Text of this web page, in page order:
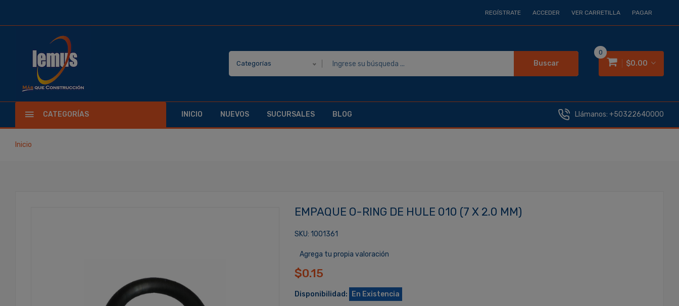
REGÍSTRATE ACCEDER VER CARRETILLA PAGAR
Categorías Buscar $0.00
0
CATEGORÍAS INICIO NUEVOS SUCURSALES BLOG Llámanos: +50322640000
Inicio
EMPAQUE O-RING DE HULE 010 (7 X 2.0 MM)
SKU: 1001361
Agrega tu propia valoración
$0.15
Disponibilidad: En Existencia